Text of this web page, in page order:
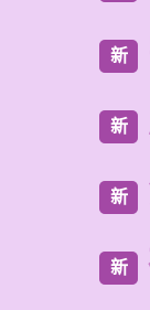
新
新
新
新